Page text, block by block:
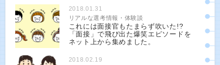
2018.01.31
リアルな選考情報・体験談
これには面接官もたまらず吹いた!?
「面接」で飛び出た爆笑エピソードを
ネット上から集めました。
2018.02.19